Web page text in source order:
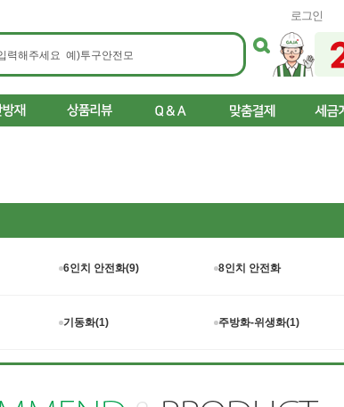
로그인
6인치 안전화(9) 8인치 안전화
기동화(1) 주방화-위생화(1)